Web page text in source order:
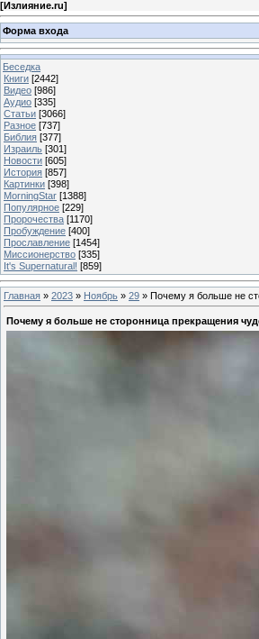
[Излияние.ru]
Форма входа
Беседка
Книги [2442]
Видео [986]
Аудио [335]
Статьи [3066]
Разное [737]
Библия [377]
Израиль [301]
Новости [605]
История [857]
Картинки [398]
MorningStar [1388]
Популярное [229]
Пророчества [1170]
Пробуждение [400]
Прославление [1454]
Миссионерство [335]
It's Supernatural! [859]
Главная » 2023 » Ноябрь » 29 » Почему я больше не
Почему я больше не сторонница прекращения